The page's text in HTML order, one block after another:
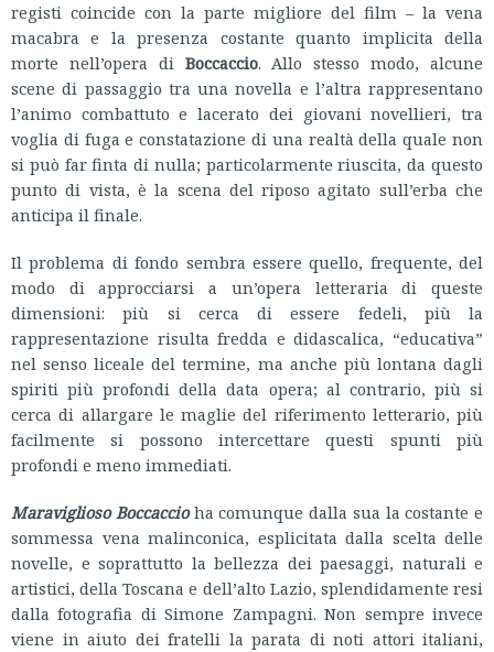
registi coincide con la parte migliore del film – la vena
macabra e la presenza costante quanto implicita della
morte nell’opera di Boccaccio. Allo stesso modo, alcune
scene di passaggio tra una novella e l’altra rappresentano
l’animo combattuto e lacerato dei giovani novellieri, tra
voglia di fuga e constatazione di una realtà della quale non
si può far finta di nulla; particolarmente riuscita, da questo
punto di vista, è la scena del riposo agitato sull’erba che
anticipa il finale.
Il problema di fondo sembra essere quello, frequente, del
modo di approcciarsi a un’opera letteraria di queste
dimensioni: più si cerca di essere fedeli, più la
rappresentazione risulta fredda e didascalica, “educativa”
nel senso liceale del termine, ma anche più lontana dagli
spiriti più profondi della data opera; al contrario, più si
cerca di allargare le maglie del riferimento letterario, più
facilmente si possono intercettare questi spunti più
profondi e meno immediati.
Maraviglioso Boccaccioha comunque dalla sua la costante e
sommessa vena malinconica, esplicitata dalla scelta delle
novelle, e soprattutto la bellezza dei paesaggi, naturali e
artistici, della Toscana e dell’alto Lazio, splendidamente resi
dalla fotografia di Simone Zampagni. Non sempre invece
viene in aiuto dei fratelli la parata di noti attori italiani,